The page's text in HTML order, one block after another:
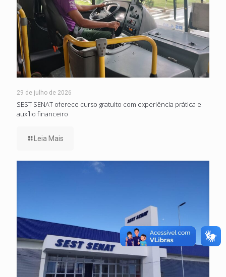
29 de julho de 2026
SEST SENAT oferece curso gratuito com experiência prática e
auxílio financeiro
Leia Mais